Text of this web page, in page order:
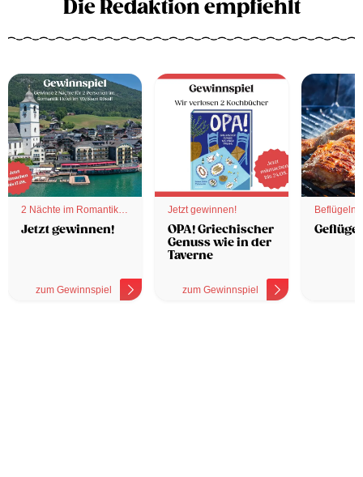
Die Redaktion empfiehlt
2 Nächte im Romantik
Hotel
Jetzt gewinnen!
zum Gewinnspiel
Jetzt gewinnen!
OPA! Griechischer
Genuss wie in der
Taverne
zum Gewinnspiel